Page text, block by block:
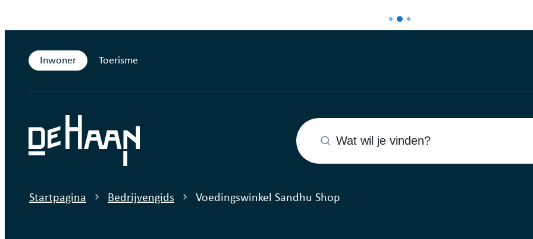
Inwoner Toerisme
De Haan Wat wil je vinden?
Startpagina Bedrijvengids Voedingswinkel Sandhu Shop